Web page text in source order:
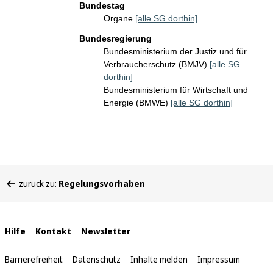
Bundestag
Organe [alle SG dorthin]
Bundesregierung
Bundesministerium der Justiz und für
Verbraucherschutz (BMJV) [alle SG
dorthin]
Bundesministerium für Wirtschaft und
Energie (BMWE) [alle SG dorthin]
befinden
zurück zu: Regelungsvorhaben
Interne
Links
Hilfe Kontakt Newsletter
Barrierefreiheit Datenschutz Inhalte melden Impressum